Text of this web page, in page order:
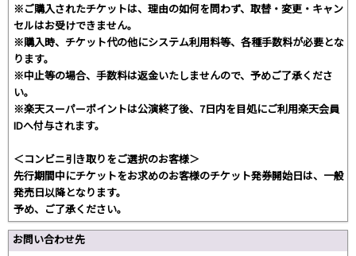
※ご購入されたチケットは、理由の如何を問わず、取替・変更・キャン
セルはお受けできません。
※購入時、チケット代の他にシステム利用料等、各種手数料が必要とな
ります。
※中止等の場合、手数料は返金いたしませんので、予めご了承くださ
い。
※楽天スーパーポイントは公演終了後、7日内を目処にご利用楽天会員
IDへ付与されます。
＜コンビニ引き取りをご選択のお客様＞
先行期間中にチケットをお求めのお客様のチケット発券開始日は、一般
発売日以降となります。
予め、ご了承ください。
お問い合わせ先